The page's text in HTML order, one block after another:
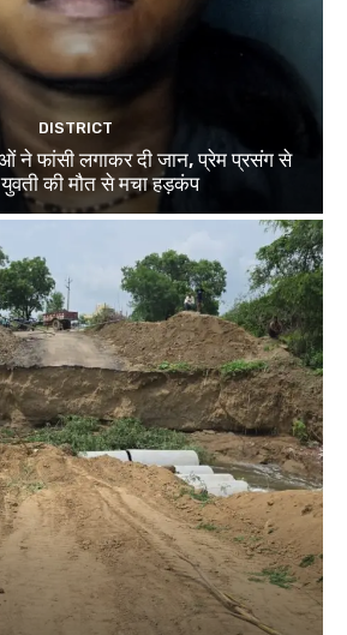
DISTRICT
ने फांसी लगाकर दी जान, प्रेम प्रसंग से
की मौत से मचा हड़कंप